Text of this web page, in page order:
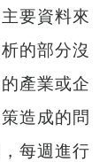
要資料來
的部分沒
產業或企
造成的問
每週進行